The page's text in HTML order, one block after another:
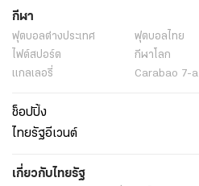
กีฬา
ฟุตบอลต่่างประเทศ ฟุตบอลไทย
ไฟต์สปอร์ต
กีฬาโลก
แกลเลอรี่
Carabao 7-
ช็อปปิ้ง
ไทยรัฐอีเวนต์
เกี่ยวกับไทยรัฐ